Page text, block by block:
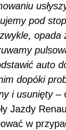
pod
opada
auto
dopóki
i usunięty–
Jazdy
w